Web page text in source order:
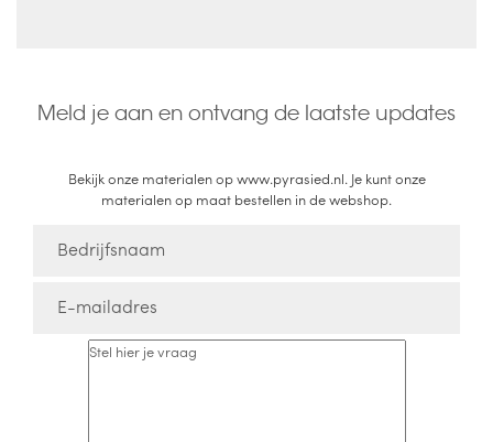
Meld je aan en ontvang de laatste updates
Bekijk onze materialen op www.pyrasied.nl. Je kunt onze
materialen op maat bestellen in de webshop.